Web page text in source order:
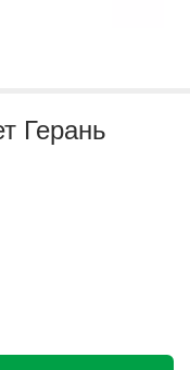
Герань